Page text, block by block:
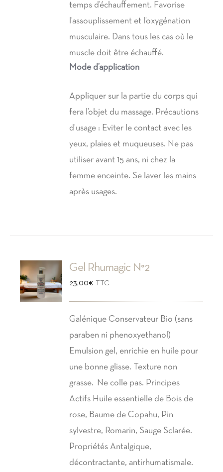
temps d’échauffement. Favorise
l’assouplissement et l’oxygénation
musculaire. Dans tous les cas où le
muscle doit être échauffé.
Mode d’application
Appliquer sur la partie du corps qui
fera l’objet du massage. Précautions
d’usage : Eviter le contact avec les
yeux, plaies et muqueuses. Ne pas
utiliser avant 15 ans, ni chez la
femme enceinte. Se laver les mains
après usages.
DES
OPTIONS
CE
PRODUIT
Gel Rhumagic N°2
23,00€ TTC
Galénique Conservateur Bio (sans
paraben ni phenoxyethanol)
Emulsion gel, enrichie en huile pour
une bonne glisse. Texture non
grasse. Ne colle pas. Principes
Actifs Huile essentielle de Bois de
rose, Baume de Copahu, Pin
sylvestre, Romarin, Sauge Sclarée.
Propriétés Antalgique,
décontractante, antirhumatismale.